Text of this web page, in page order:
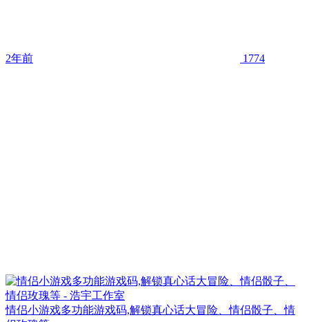
2年前 1774
情侣小游戏多功能游戏码,解锁真心话大冒险、情侣骰子、情